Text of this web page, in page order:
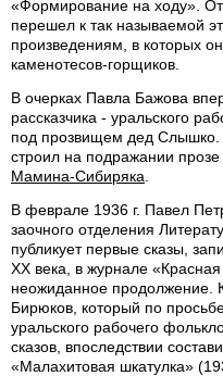
«Формирование на ходу».
перешел к так называемой
произведениям, в которых
каменотесов-горщиков.
В очерках Павла Бажова
рассказчика - уральского
под прозвищем дед Слышко.
строил на подражании
Мамина-Сибиряка
В феврале 1936 г. Павел
заочного отделения
публикует первые сказы,
XX века, в журнале
неожиданное продолжение.
Бирюков, который по
уральского рабочего
сказов, впоследствии
«Малахитовая шкатулка»